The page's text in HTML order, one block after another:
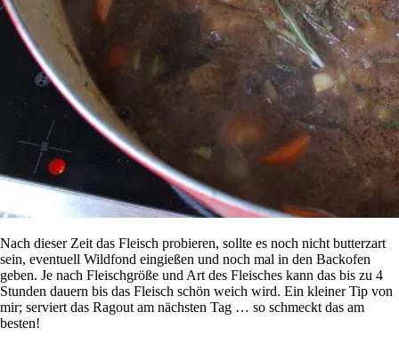
Nach dieser Zeit das Fleisch probieren, sollte es noch nicht butterzart
sein, eventuell Wildfond eingießen und noch mal in den Backofen
geben. Je nach Fleischgröße und Art des Fleisches kann das bis zu 4
Stunden dauern bis das Fleisch schön weich wird. Ein kleiner Tip von
mir; serviert das Ragout am nächsten Tag … so schmeckt das am
besten!